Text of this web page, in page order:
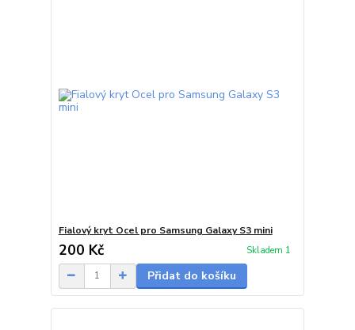
Fialový kryt Ocel pro Samsung Galaxy S3 mini
200 Kč Skladem 1
Přidat do košíku